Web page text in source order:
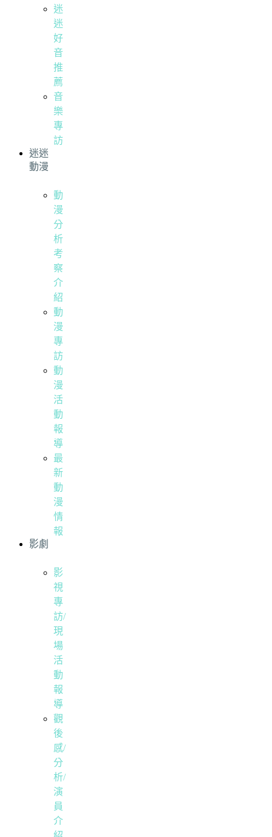
迷
迷
好
音
推
薦
音
樂
專
訪
迷迷
動漫
動
漫
分
析
考
察
介
紹
動
漫
專
訪
動
漫
活
動
報
導
最
新
動
漫
情
報
影劇
影
視
專
訪/
現
場
活
動
報
導
觀
後
感/
分
析/
演
員
介